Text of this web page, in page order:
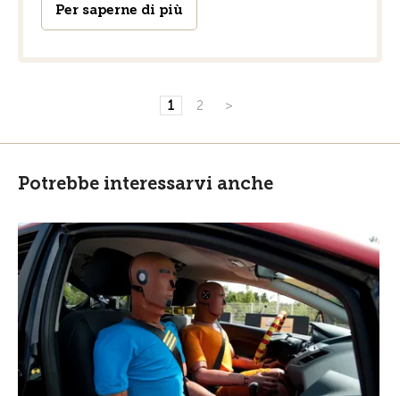
Per saperne di più
1 2 >
Potrebbe interessarvi anche